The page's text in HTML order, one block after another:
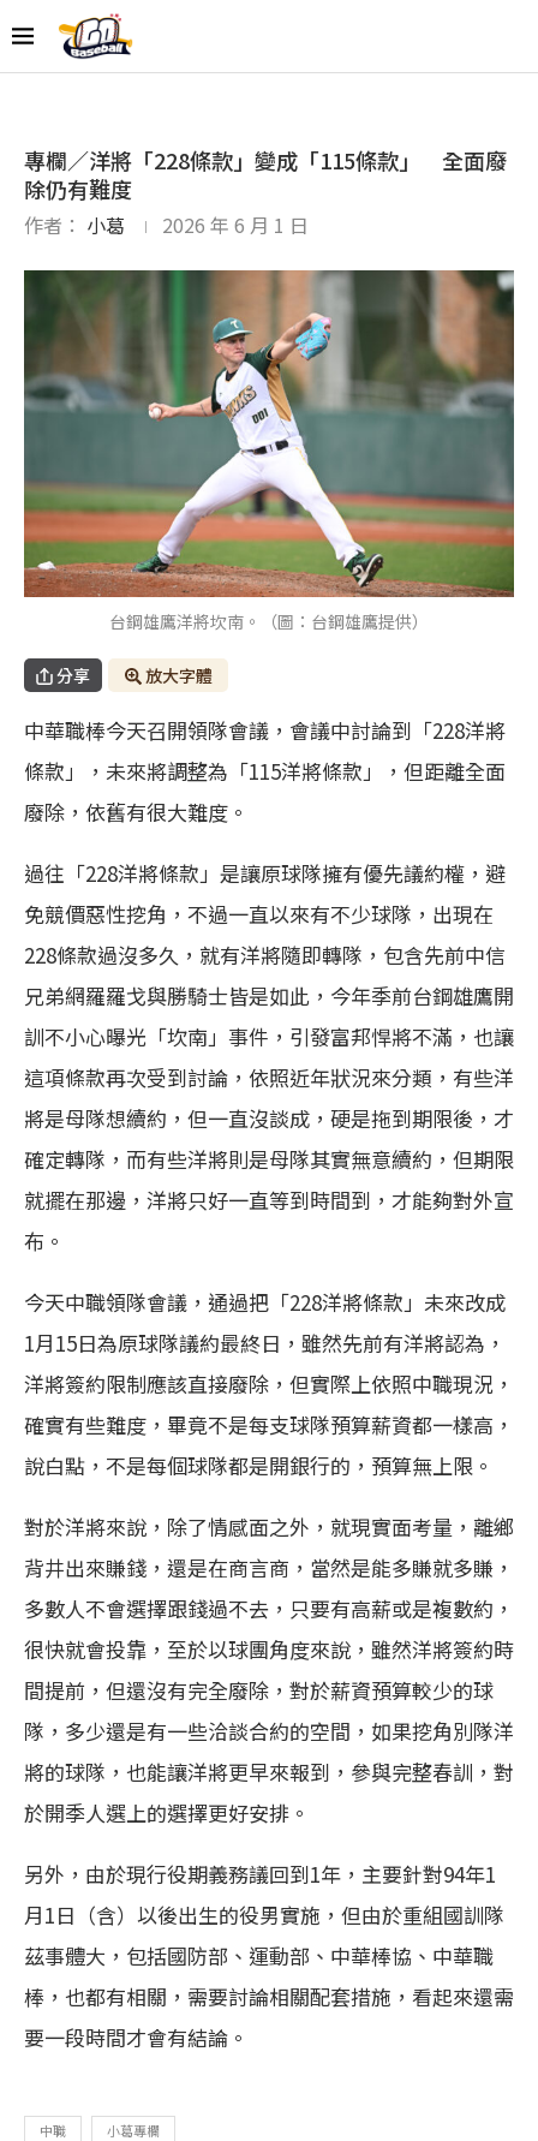
專欄／洋將「228條款」變成「115條款」 全面廢
除仍有難度
作者： 小葛 2026 年 6 月 1 日
台鋼雄鷹洋將坎南。（圖：台鋼雄鷹提供）
分享 放大字體
中華職棒今天召開領隊會議，會議中討論到「228洋將
條款」，未來將調整為「115洋將條款」，但距離全面
廢除，依舊有很大難度。
過往「228洋將條款」是讓原球隊擁有優先議約權，避
免競價惡性挖角，不過一直以來有不少球隊，出現在
228條款過沒多久，就有洋將隨即轉隊，包含先前中信
兄弟網羅羅戈與勝騎士皆是如此，今年季前台鋼雄鷹開
訓不小心曝光「坎南」事件，引發富邦悍將不滿，也讓
這項條款再次受到討論，依照近年狀況來分類，有些洋
將是母隊想續約，但一直沒談成，硬是拖到期限後，才
確定轉隊，而有些洋將則是母隊其實無意續約，但期限
就擺在那邊，洋將只好一直等到時間到，才能夠對外宣
布。
今天中職領隊會議，通過把「228洋將條款」未來改成
1月15日為原球隊議約最終日，雖然先前有洋將認為，
洋將簽約限制應該直接廢除，但實際上依照中職現況，
確實有些難度，畢竟不是每支球隊預算薪資都一樣高，
說白點，不是每個球隊都是開銀行的，預算無上限。
對於洋將來說，除了情感面之外，就現實面考量，離鄉
背井出來賺錢，還是在商言商，當然是能多賺就多賺，
多數人不會選擇跟錢過不去，只要有高薪或是複數約，
很快就會投靠，至於以球團角度來說，雖然洋將簽約時
間提前，但還沒有完全廢除，對於薪資預算較少的球
隊，多少還是有一些洽談合約的空間，如果挖角別隊洋
將的球隊，也能讓洋將更早來報到，參與完整春訓，對
於開季人選上的選擇更好安排。
另外，由於現行役期義務議回到1年，主要針對94年1
月1日（含）以後出生的役男實施，但由於重組國訓隊
茲事體大，包括國防部、運動部、中華棒協、中華職
棒，也都有相關，需要討論相關配套措施，看起來還需
要一段時間才會有結論。
中職 小葛專欄